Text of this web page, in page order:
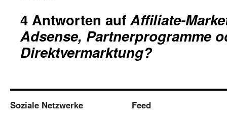
4 Antworten aufAffiliate-
Adsense, Partnerprogramme
Direktvermarktung?
Soziale Netzwerke Feed